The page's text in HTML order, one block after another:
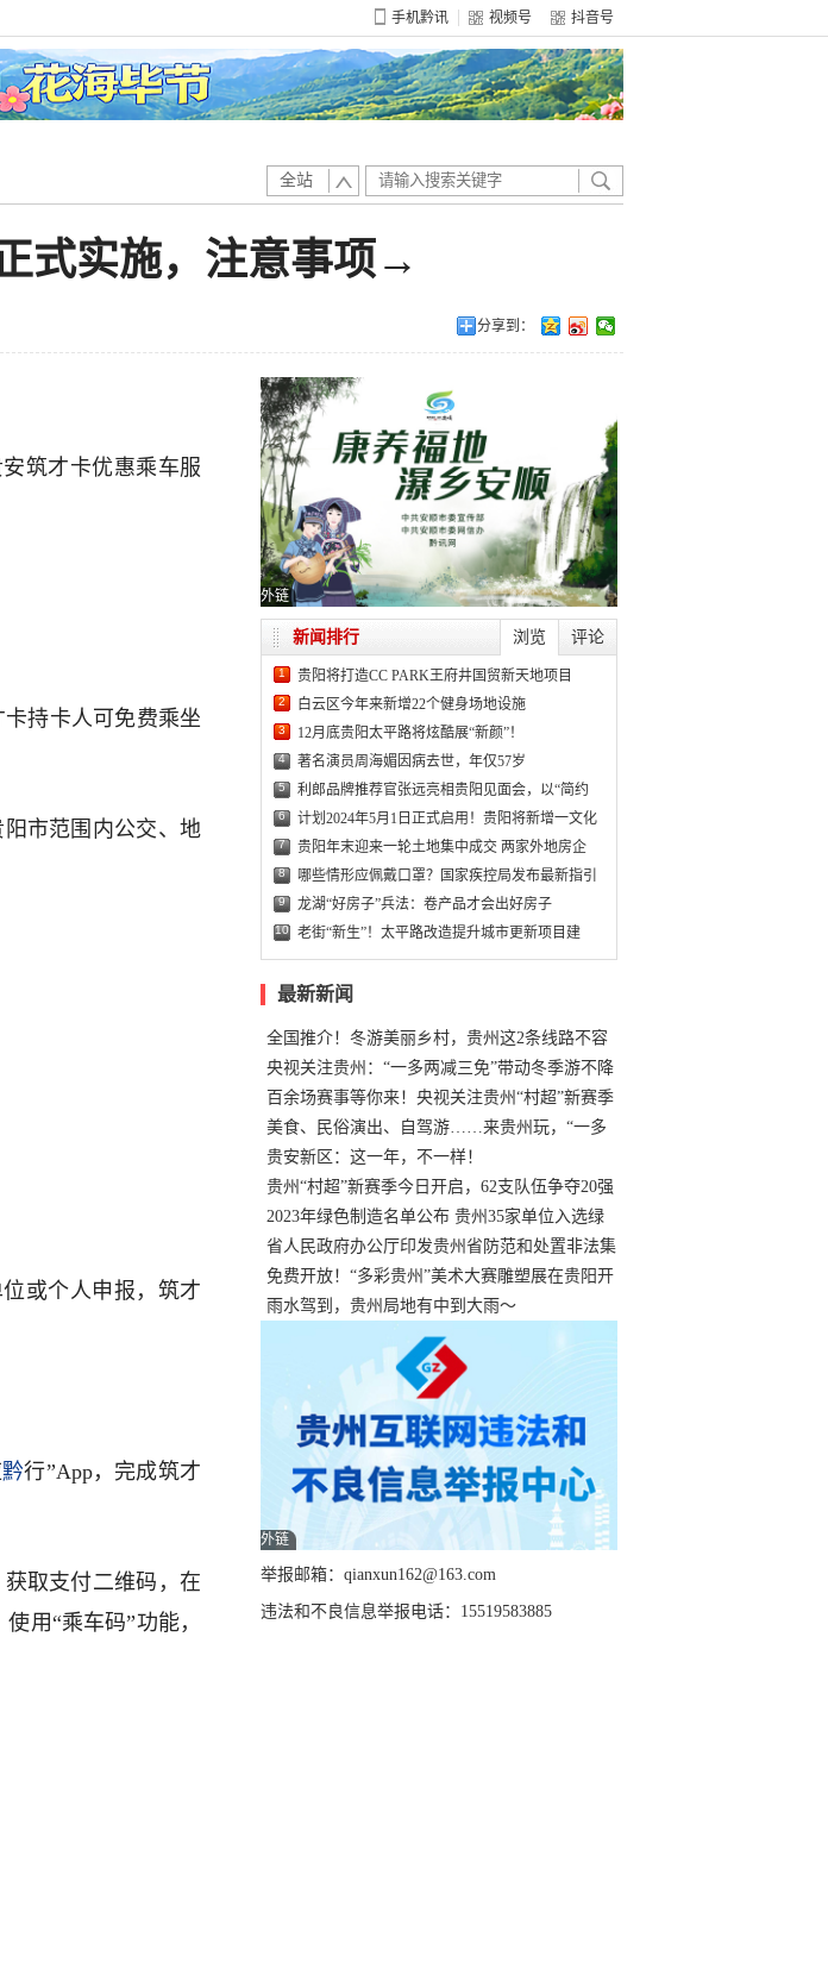
手机黔讯 视频号 抖音号
全站
式实施，注意事项→
分享到：
筑才卡优惠乘车服
卡持卡人可免费乘坐
阳市范围内公交、地
或个人申报，筑才
黔行”App，完成筑才
取支付二维码，在
用“乘车码”功能，
外链
浏览 评论
新闻排行
1 贵阳将打造CC PARK王府井国贸新天地项目
2 白云区今年来新增22个健身场地设施
3 12月底贵阳太平路将炫酷展“新颜”！
4 著名演员周海媚因病去世，年仅57岁
5 利郎品牌推荐官张远亮相贵阳见面会，以“简约
6 计划2024年5月1日正式启用！贵阳将新增一文化
7 贵阳年末迎来一轮土地集中成交 两家外地房企
8 哪些情形应佩戴口罩？国家疾控局发布最新指引
9 龙湖“好房子”兵法：卷产品才会出好房子
10 老街“新生”！太平路改造提升城市更新项目建
最新新闻
全国推介！冬游美丽乡村，贵州这2条线路不容
错过
央视关注贵州：“一多两减三免”带动冬季游不降
温
百余场赛事等你来！央视关注贵州“村超”新赛季
正式“打响”
美食、民俗演出、自驾游……来贵州玩，“一多
两减三免”！
贵安新区：这一年，不一样！
贵州“村超”新赛季今日开启，62支队伍争夺20强
名额
2023年绿色制造名单公布 贵州35家单位入选绿
色工厂
省人民政府办公厅印发贵州省防范和处置非法集
资工作实施细则
免费开放！“多彩贵州”美术大赛雕塑展在贵阳开
展，持续至1月19日
雨水驾到，贵州局地有中到大雨～
外链
举报邮箱：qianxun162@163.com
违法和不良信息举报电话：15519583885